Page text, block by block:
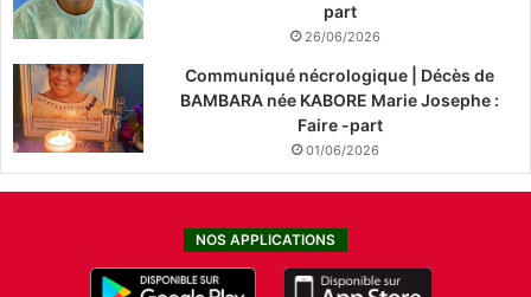
part
26/06/2026
Communiqué nécrologique | Décès de
BAMBARA née KABORE Marie Josephe :
Faire -part
01/06/2026
NOS APPLICATIONS